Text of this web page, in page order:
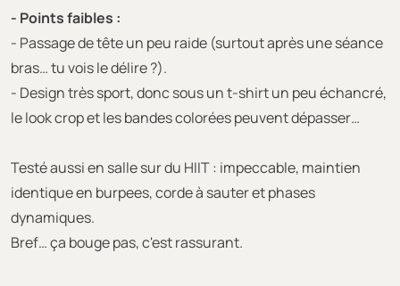
- Points faibles :
- Passage de tête un peu raide (surtout après une séance
bras… tu vois le délire ?).
- Design très sport, donc sous un t-shirt un peu échancré,
le look crop et les bandes colorées peuvent dépasser…
Testé aussi en salle sur du HIIT : impeccable, maintien
identique en burpees, corde à sauter et phases
dynamiques.
Bref… ça bouge pas, c'est rassurant.